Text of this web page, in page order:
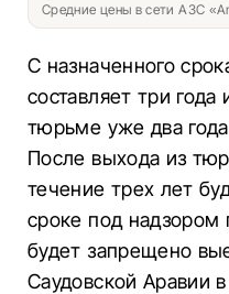
Средние цены в сети АЗС
С назначенного
составляет три года
тюрьме уже два
После выхода из
течение трех лет
сроке под надзором
будет запрещено
Саудовской Аравии